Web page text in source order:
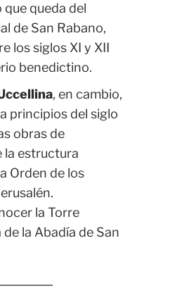
queda del
de San Rabano,
los siglos XI y XII
benedictino.
, en cambio,
principios del siglo
obras de
estructura
Orden de los
la Torre
la Abadía de San